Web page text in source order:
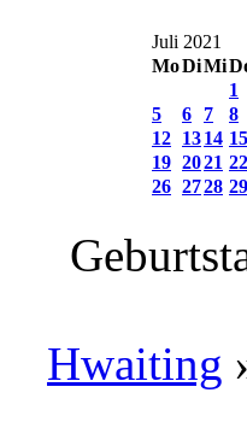
Juli 2021
MoDiMi
1
5
6 7
8
12 1314 15
19 2021 22
26 2728 29
Hwaiting